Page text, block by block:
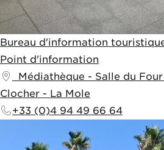
Bureau d'information
Point d'information
Médiathèque - Salle du
Clocher - La Mole
+33 (0)4 94 49 66 64